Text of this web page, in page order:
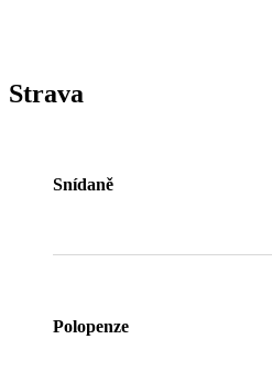
Strava
Snídaně
Polopenze